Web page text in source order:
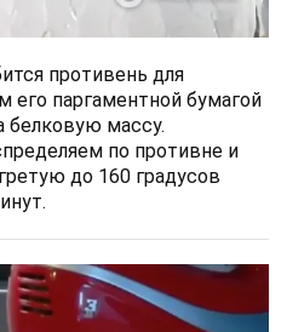
противень для
его паргаментной бумагой
белковую массу.
по противне и
до 160 градусов